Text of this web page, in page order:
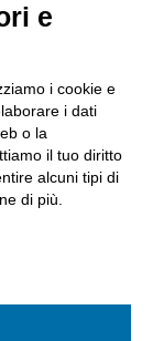
o
e
i cookie e
i dati
o la
il tuo diritto
alcuni tipi di
di più.